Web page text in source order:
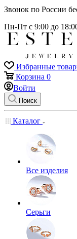
Звонок по России
Пн-Пт с 9:00 до
Избранные
Корзина 0
Войти
Поиск
Каталог
Все изделия
Серьги